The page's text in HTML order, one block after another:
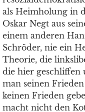
als Heimholung in
Oskar Negt aus
einem anderen
Schröder, nie ein
Theorie, die
die hier geschliffen
man seinen
keinen Frieden
macht nicht den